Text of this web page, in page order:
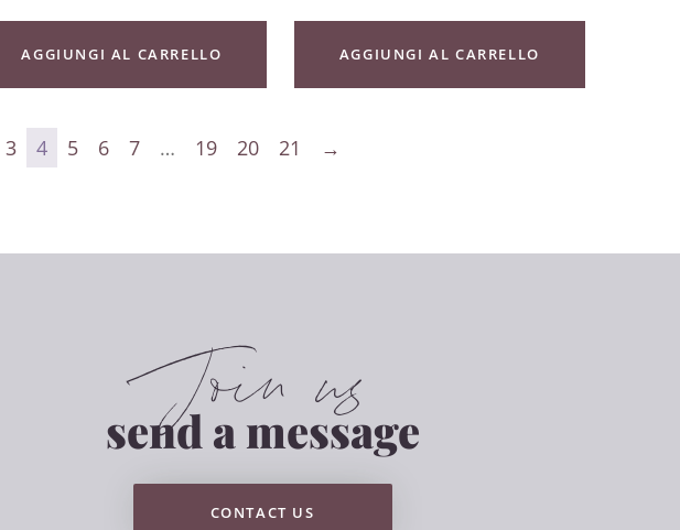
AGGIUNGI AL CARRELLO AGGIUNGI AL CARRELLO
3 4 5 6 7 … 19 20 21 →
Join us
send a message
CONTACT US